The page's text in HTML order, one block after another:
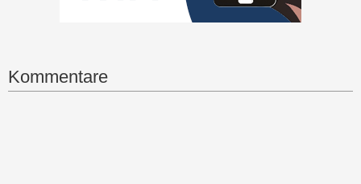
Kommentare